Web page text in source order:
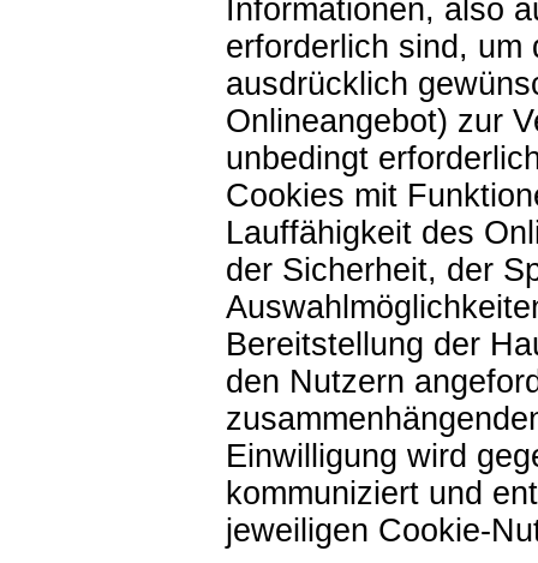
Informationen, also
erforderlich sind, um
ausdrücklich
Onlineangebot) zur
unbedingt
Cookies mit
Lauffähigkeit des
der Sicherheit, der
Bereitstellung der
den Nutzern
Einwilligung wird
kommuniziert und
jeweiligen Cookie-